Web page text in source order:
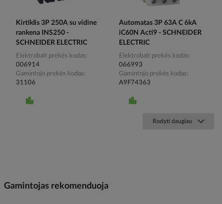
Kirtiklis 3P 250A su vidine
rankena INS250 -
SCHNEIDER ELECTRIC
Elektrobalt prekės kodas
006914
Gamintojo prekės kodas
31106
Automatas 3P 63A C 6kA
iC60N Acti9 - SCHNEIDER
ELECTRIC
Elektrobalt prekės kodas
066993
Gamintojo prekės kodas
A9F74363
Rodyti daugiau
Gamintojas rekomenduoja